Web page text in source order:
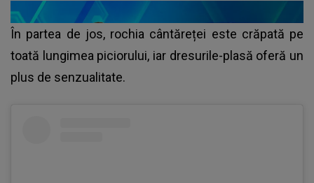
În partea de jos, rochia cântăreței este crăpată pe
toată lungimea piciorului, iar dresurile-plasă oferă un
plus de senzualitate.